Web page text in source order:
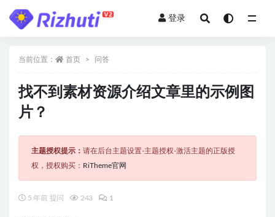
登录
当前位置： 首页 问答
找不到素材资源介绍文章里的示例图
片？
主题授权提示： 请在后台主题设置-主题授权-激活主题的正版授
权，授权购买： RiTheme官网
5 年前 提问 243 1